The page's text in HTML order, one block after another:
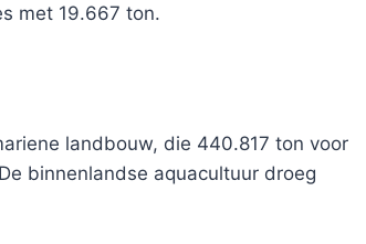
met 19.667 ton.
landbouw, die 440.817 ton voor
binnenlandse aquacultuur droeg